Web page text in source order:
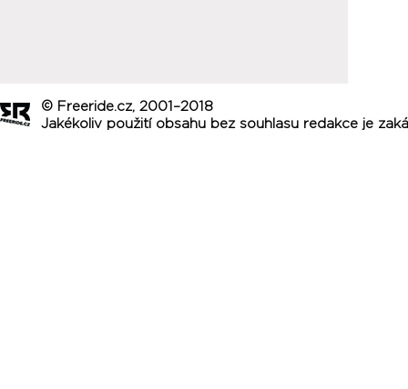
© Freeride.cz, 2001–2018
Jakékoliv použití obsahu bez souhlasu redakce je